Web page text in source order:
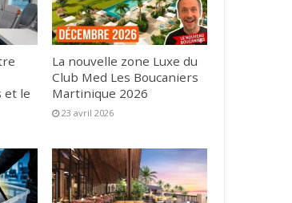
et le
La nouvelle zone Luxe du
Club Med Les Boucaniers
Martinique 2026
23 avril 2026